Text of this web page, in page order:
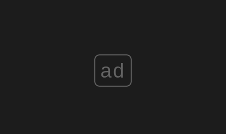
ad